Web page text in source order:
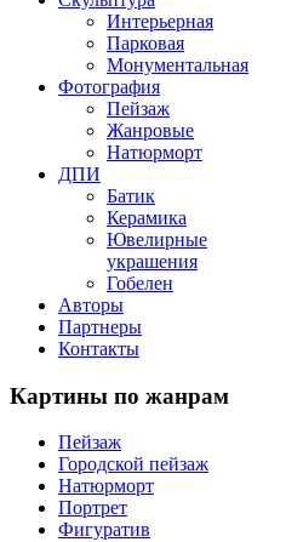
Интерьерная
Парковая
Монументальная
Фотография
Пейзаж
Жанровые
Натюрморт
ДПИ
Батик
Керамика
Ювелирные
украшения
Гобелен
Авторы
Партнеры
Контакты
Картины по жанрам
Пейзаж
Городской пейзаж
Натюрморт
Портрет
Фигуратив